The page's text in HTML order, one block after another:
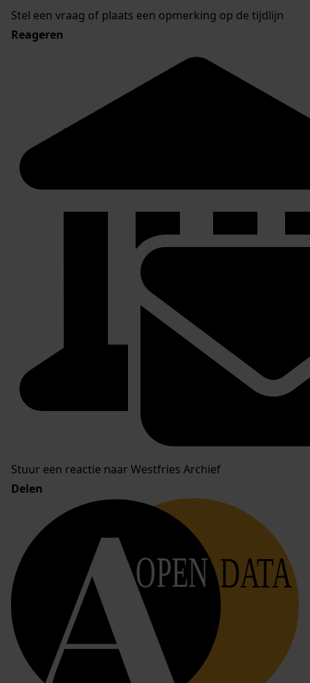
Stel een vraag of plaats een opmerking op de tijdlijn
Reageren
Stuur een reactie naar Westfries Archief
Delen
OPEN DATA